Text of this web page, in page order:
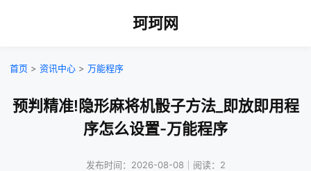
珂珂网
首页 > 资讯中心 > 万能程序
预判精准!隐形麻将机骰子方法_即放即用程
序怎么设置-万能程序
发布时间：2026-08-08｜阅读：2